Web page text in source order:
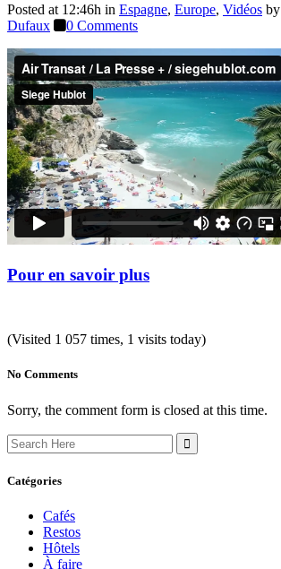
Posted at 12:46h in Espagne, Europe, Vidéos by
Dufaux
0 Comments
Pour en savoir plus
(Visited 1 057 times, 1 visits today)
No Comments
Sorry, the comment form is closed at this time.
Search
for:
Catégories
Cafés
Restos
Hôtels
À faire